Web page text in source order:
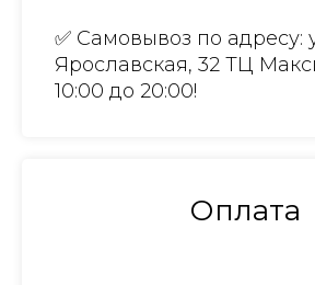
✅ Самовывоз по адресу:
Ярославская, 32 ТЦ
10:00 до 20:00!
Оплата